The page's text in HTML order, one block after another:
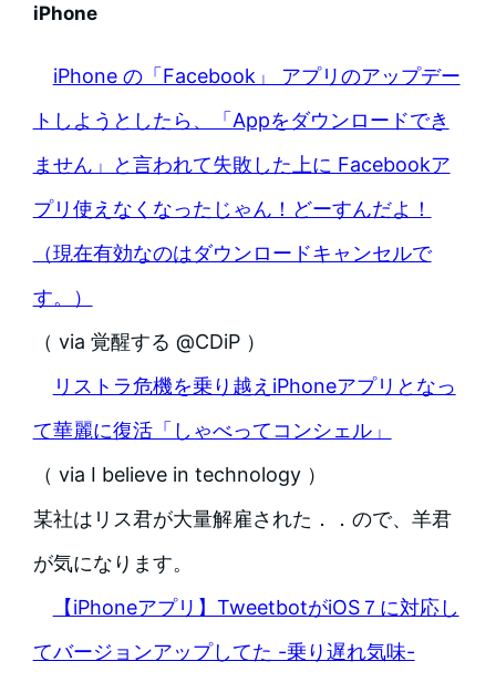
iPhone
iPhone の「Facebook」 アプリのアップデー
トしようとしたら、「Appをダウンロードでき
ません」と言われて失敗した上に Facebookア
プリ使えなくなったじゃん！どーすんだよ！
（現在有効なのはダウンロードキャンセルで
す。）
（ via 覚醒する @CDiP ）
リストラ危機を乗り越えiPhoneアプリとなっ
て華麗に復活「しゃべってコンシェル」
（ via I believe in technology ）
某社はリス君が大量解雇された．．ので、羊君
が気になります。
【iPhoneアプリ】TweetbotがiOS７に対応し
てバージョンアップしてた -乗り遅れ気味-